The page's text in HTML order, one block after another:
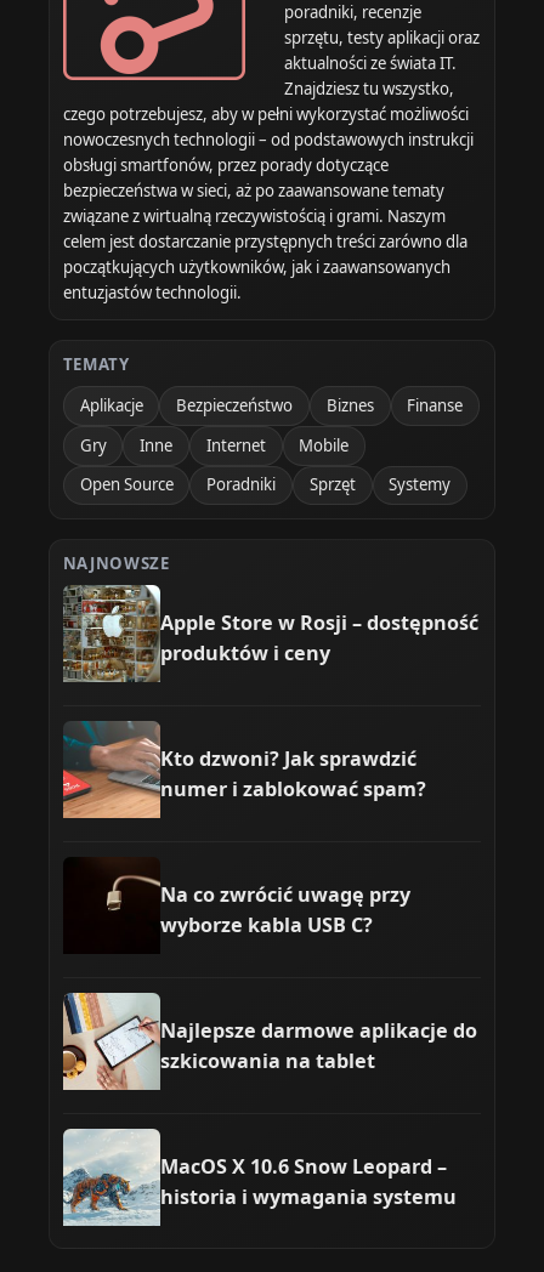
poradniki, recenzje
sprzętu, testy aplikacji oraz
aktualności ze świata IT.
Znajdziesz tu wszystko,
czego potrzebujesz, aby w pełni wykorzystać możliwości
nowoczesnych technologii – od podstawowych instrukcji
obsługi smartfonów, przez porady dotyczące
bezpieczeństwa w sieci, aż po zaawansowane tematy
związane z wirtualną rzeczywistością i grami. Naszym
celem jest dostarczanie przystępnych treści zarówno dla
początkujących użytkowników, jak i zaawansowanych
entuzjastów technologii.
TEMATY
Aplikacje
Bezpieczeństwo Biznes
Finanse
Gry
Inne Internet
Mobile
Open Source
Poradniki Sprzęt Systemy
NAJNOWSZE
Apple Store w Rosji – dostępność
produktów i ceny
Kto dzwoni? Jak sprawdzić
numer i zablokować spam?
Na co zwrócić uwagę przy
wyborze kabla USB C?
Najlepsze darmowe aplikacje do
szkicowania na tablet
MacOS X 10.6 Snow Leopard –
historia i wymagania systemu